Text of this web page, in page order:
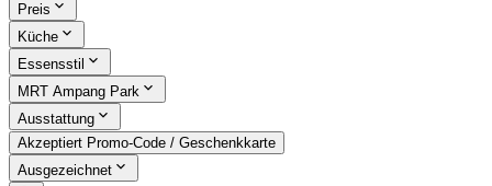
Preis
Küche
Essensstil
MRT Ampang Park
Ausstattung
Akzeptiert Promo-Code / Geschenkkarte
Ausgezeichnet